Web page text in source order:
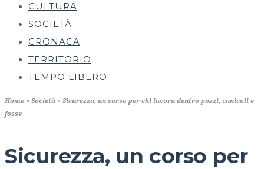
CULTURA
SOCIETÀ
CRONACA
TERRITORIO
TEMPO LIBERO
Home » Società » Sicurezza, un corso per chi lavora dentro pozzi, cunicoli e
fosse
Sicurezza, un corso per